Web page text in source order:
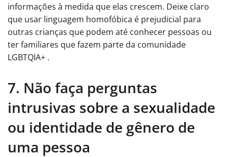
informações à medida que elas crescem. Deixe claro
que usar linguagem homofóbica é prejudicial para
outras crianças que podem até conhecer pessoas ou
ter familiares que fazem parte da comunidade
LGBTQIA+ .
7. Não faça perguntas
intrusivas sobre a sexualidade
ou identidade de gênero de
uma pessoa